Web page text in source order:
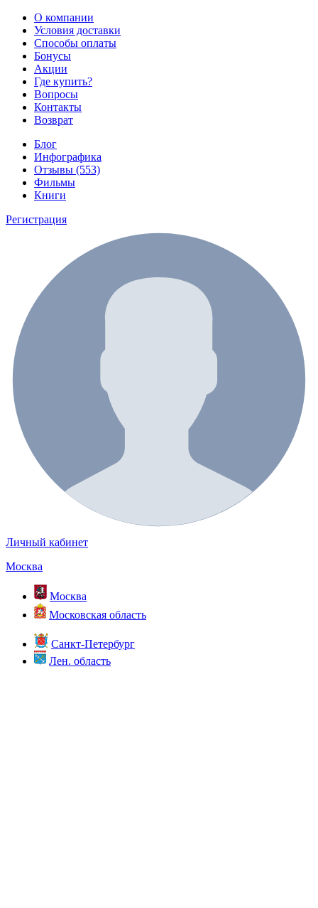
О компании
Условия доставки
Способы оплаты
Бонусы
Акции
Где купить?
Вопросы
Контакты
Возврат
Блог
Инфографика
Отзывы (553)
Фильмы
Книги
Регистрация
Личный кабинет
Москва
Москва
Московская область
Санкт-Петербург
Лен. область